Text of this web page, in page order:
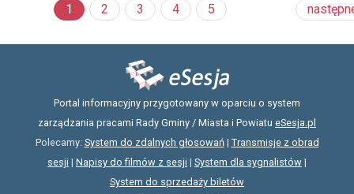
1 2 3 4 5
Portal informacyjny przygotowany w oparciu o system
zarządzania pracami Rady Gminy / Miasta i Powiatu eSesja.pl
Polecamy: System do zdalnych głosowań| Transmisje z obrad
sesji | Napisy do filmów z sesji | System dla sygnalistów |
System do sprzedaży biletów